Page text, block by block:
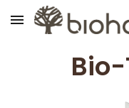
Skip to main content